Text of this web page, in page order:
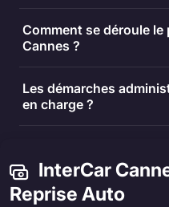
Comment se déroule
Cannes ?
Les démarches
en charge ?
InterCar
Reprise Auto